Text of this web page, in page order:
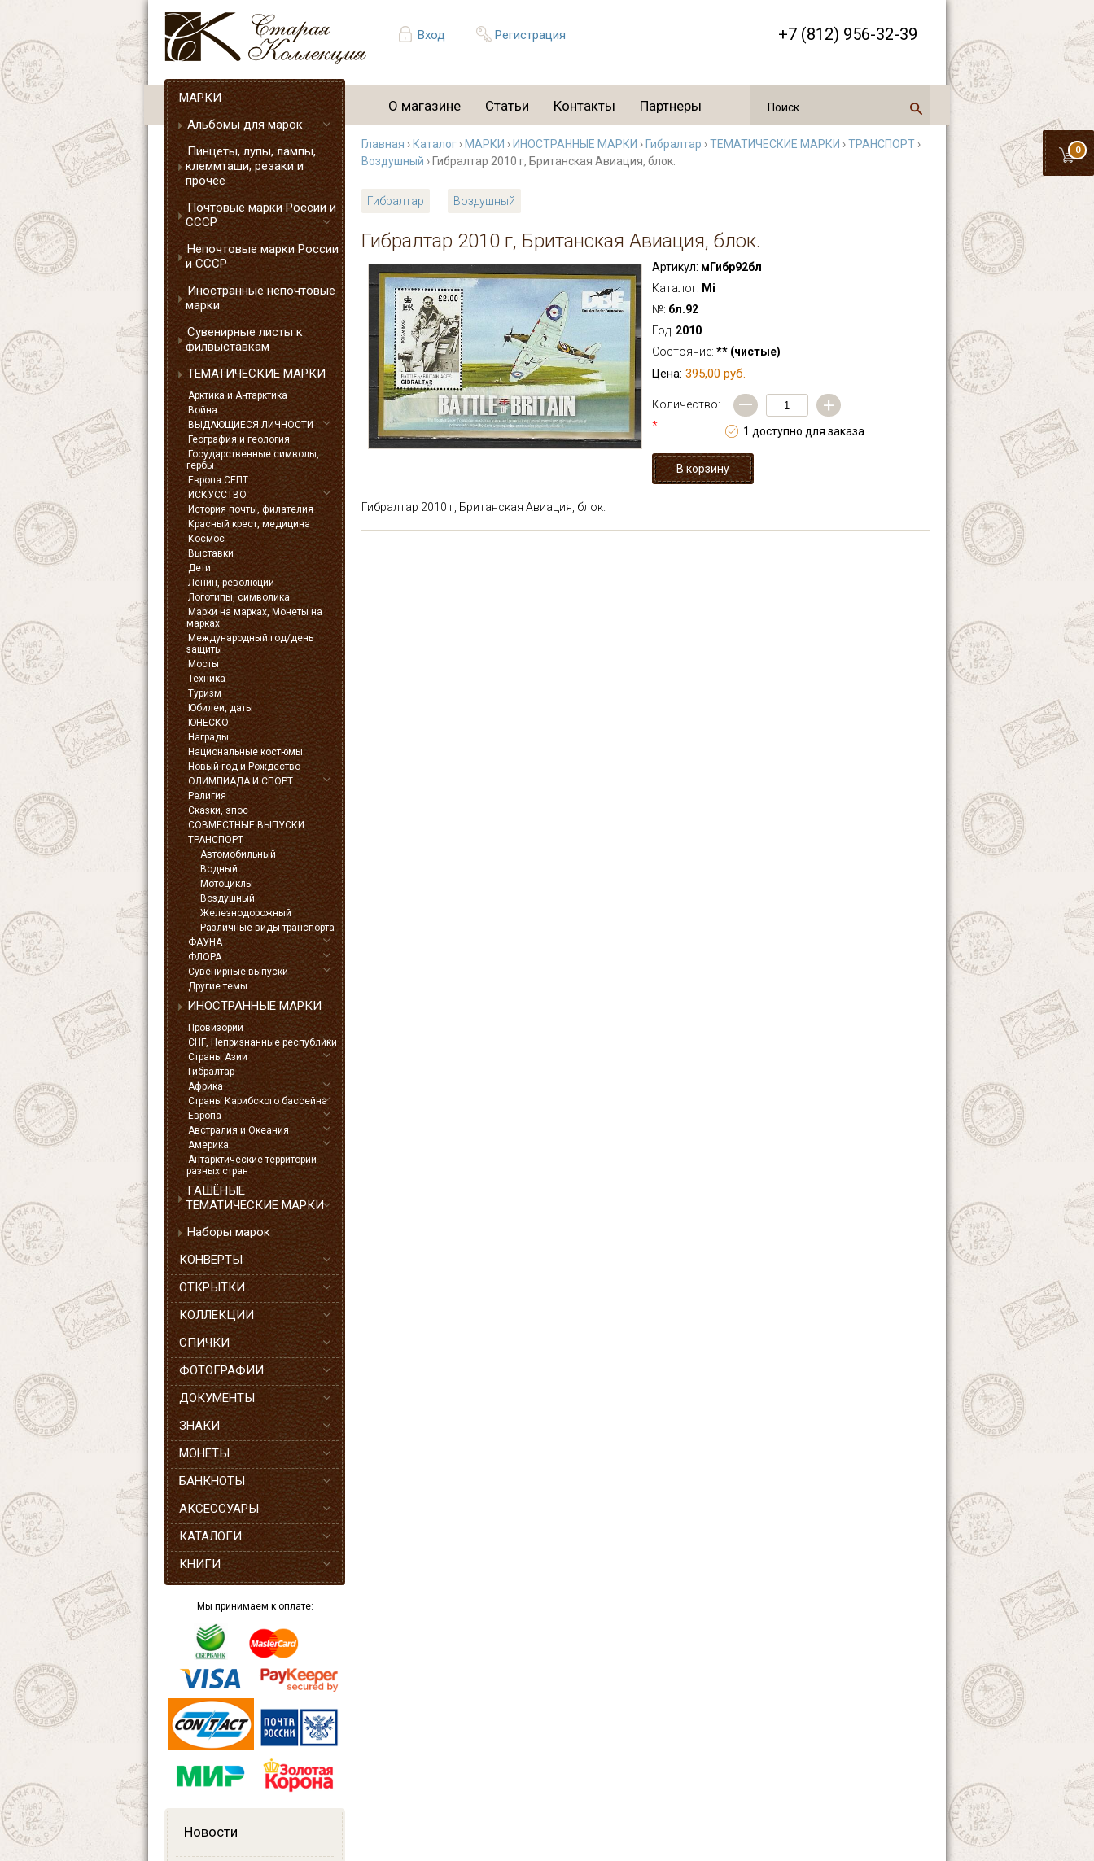
Вход Регистрация +7 (812) 956-32-39
0
О магазине Статьи Контакты Партнеры
МАРКИ
Альбомы для марок
Пинцеты, лупы, лампы,
клеммташи, резаки и
прочее
Почтовые марки России и
СССР
Непочтовые марки России
и СССР
Иностранные непочтовые
марки
Сувенирные листы к
филвыставкам
ТЕМАТИЧЕСКИЕ МАРКИ
Арктика и Антарктика
Война
ВЫДАЮЩИЕСЯ ЛИЧНОСТИ
География и геология
Государственные символы,
гербы
Европа СЕПТ
ИСКУССТВО
История почты, филателия
Красный крест, медицина
Космос
Выставки
Дети
Ленин, революции
Логотипы, символика
Марки на марках, Монеты на
марках
Международный год/день
защиты
Мосты
Техника
Туризм
Юбилеи, даты
ЮНЕСКО
Награды
Национальные костюмы
Новый год и Рождество
ОЛИМПИАДА И СПОРТ
Религия
Сказки, эпос
СОВМЕСТНЫЕ ВЫПУСКИ
ТРАНСПОРТ
Автомобильный
Водный
Мотоциклы
Воздушный
Железнодорожный
Различные виды транспорта
ФАУНА
ФЛОРА
Сувенирные выпуски
Другие темы
ИНОСТРАННЫЕ МАРКИ
Провизории
СНГ, Непризнанные республики
Страны Азии
Гибралтар
Африка
Страны Карибского бассейна
Европа
Австралия и Океания
Америка
Антарктические территории
разных стран
ГАШЁНЫЕ
ТЕМАТИЧЕСКИЕ МАРКИ
Наборы марок
КОНВЕРТЫ
ОТКРЫТКИ
КОЛЛЕКЦИИ
СПИЧКИ
ФОТОГРАФИИ
ДОКУМЕНТЫ
ЗНАКИ
МОНЕТЫ
БАНКНОТЫ
АКСЕССУАРЫ
КАТАЛОГИ
КНИГИ
Мы принимаем к оплате:
Новости
Главная › Каталог › МАРКИ › ИНОСТРАННЫЕ МАРКИ › Гибралтар ›ТЕМАТИЧЕСКИЕ МАРКИ ›ТРАНСПОРТ ›
Воздушный › Гибралтар 2010 г, Британская Авиация, блок.
Гибралтар Воздушный
Гибралтар 2010 г, Британская Авиация, блок.
Артикул: мГибр92бл
Каталог: Mi
№: бл.92
Год: 2010
Состояние: ** (чистые)
Цена: 395,00 руб.
Количество:
*
— +
1 доступно для заказа
Гибралтар 2010 г, Британская Авиация, блок.